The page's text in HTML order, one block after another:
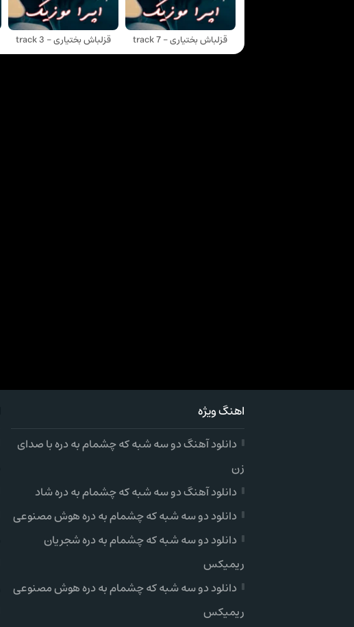
قزلباش بختیاری - track 7 قزلباش بختیاری - track 3
اهنگ ویژه
دانلود آهنگ دو سه شبه که چشمام به دره با صدای
زن
دانلود آهنگ دو سه شبه که چشمام به دره شاد
دانلود دو سه شبه که چشمام به دره هوش مصنوعی
دانلود دو سه شبه که چشمام به دره شجریان
ریمیکس
دانلود دو سه شبه که چشمام به دره هوش مصنوعی
ریمیکس